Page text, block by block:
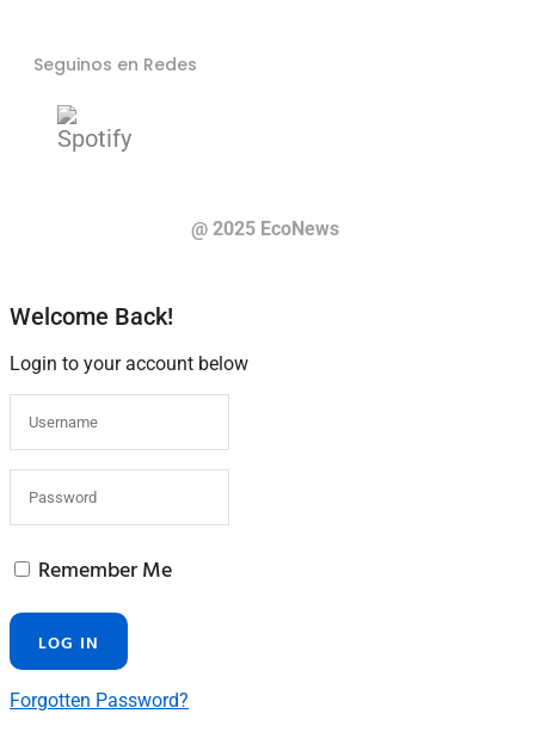
Seguinos en Redes
@ 2025 EcoNews
Welcome Back!
Login to your account below
Remember Me
Forgotten Password?